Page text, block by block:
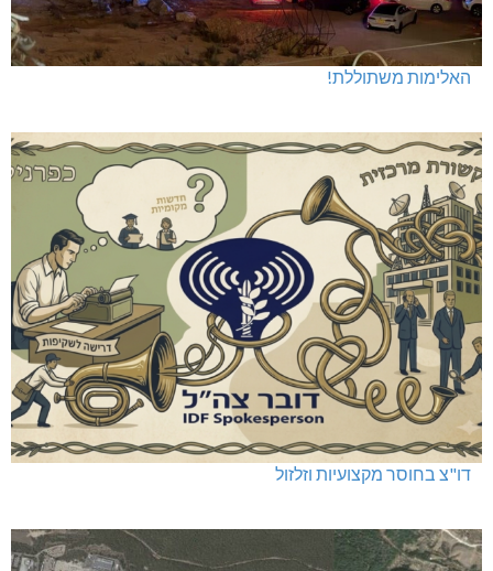
האלימות משתוללת!
דו"צ בחוסר מקצועיות וזלזול